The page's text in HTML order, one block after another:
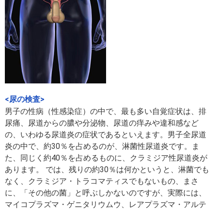
<尿の検査>
男子の性病（性感染症）の中で、最も多い自覚症状は、排
尿痛、尿道からの膿や分泌物、尿道の痒みや違和感など
の、いわゆる尿道炎の症状であるといえます。男子全尿道
炎の中で、約30％を占めるのが、淋菌性尿道炎です。ま
た、同じく約40％を占めるものに、クラミジア性尿道炎が
あります。 では、残りの約30％は何かというと、淋菌でも
なく、クラミジア・トラコマティスでもないもの、まさ
に、「その他の菌」と呼ぶしかないのですが、実際には、
マイコプラズマ・ゲニタリウムウ、レアプラズマ・アルテ